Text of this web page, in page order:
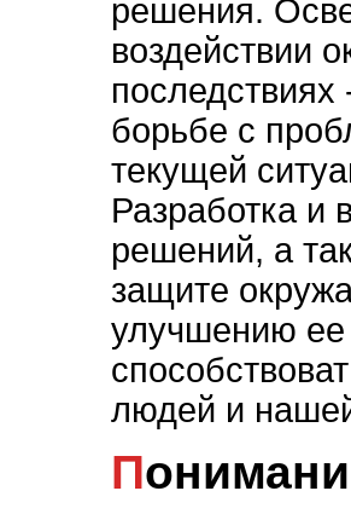
решения.
воздействии
борьбе с
текущей
Разработка и
решений, а
защите
улучшению ее
людей и